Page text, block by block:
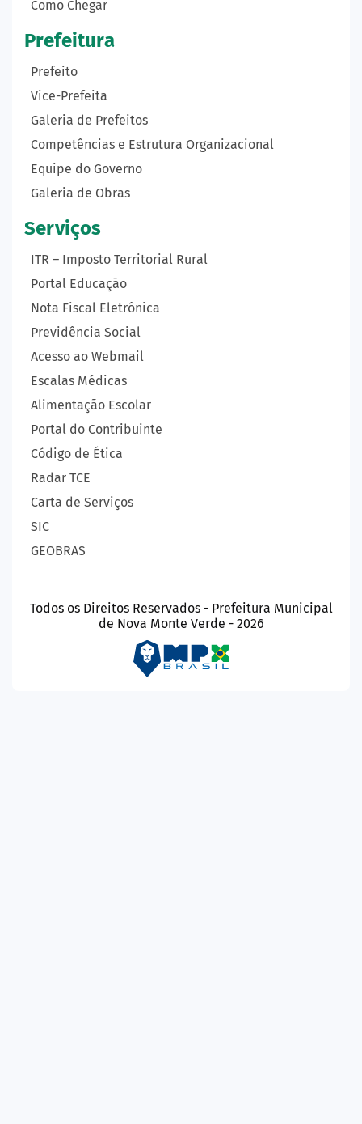
Como Chegar
Prefeitura
Prefeito
Vice-Prefeita
Galeria de Prefeitos
Competências e Estrutura Organizacional
Equipe do Governo
Galeria de Obras
Serviços
ITR – Imposto Territorial Rural
Portal Educação
Nota Fiscal Eletrônica
Previdência Social
Acesso ao Webmail
Escalas Médicas
Alimentação Escolar
Portal do Contribuinte
Código de Ética
Radar TCE
Carta de Serviços
SIC
GEOBRAS
Todos os Direitos Reservados - Prefeitura Municipal
de Nova Monte Verde - 2026